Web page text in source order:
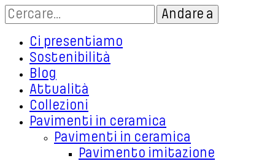
Ci presentiamo
Sostenibilità
Blog
Attualità
Collezioni
Pavimenti in ceramica
Pavimenti in ceramica
Pavimento imitazione